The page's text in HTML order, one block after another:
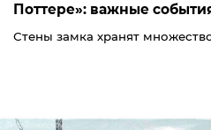
Поттере»: важные
Стены замка хранят